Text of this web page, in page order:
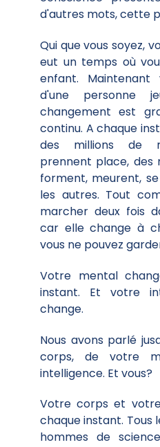
d'autres mots, cette
Qui que vous soyez,
eut un temps où
enfant.
d'une personne
changement est
continu. A chaque
des millions de
prennent place, des
forment, meurent,
les autres. Tout
marcher deux fois
car elle change à
vous ne pouvez
Votre mental
instant. Et votre
change.
Nous avons parlé
corps, de votre
intelligence. Et vous?
Votre corps et
chaque instant. Tous
hommes de